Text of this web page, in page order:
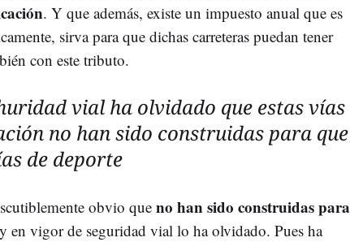
. Y que además, existe un impuesto anual que es
sirva para que dichas carreteras puedan tener
con este tributo.
vial ha olvidado que estas vías
no han sido construidas para que
de deporte
obvio que no han sido construidas para
en vigor de seguridad vial lo ha olvidado. Pues ha